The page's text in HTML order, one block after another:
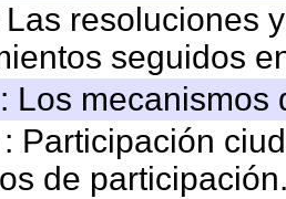
Las resoluciones
seguidos
Los
Participación
de